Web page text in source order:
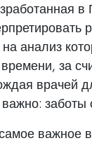
в
анализ
за
врачей
заботы
важное